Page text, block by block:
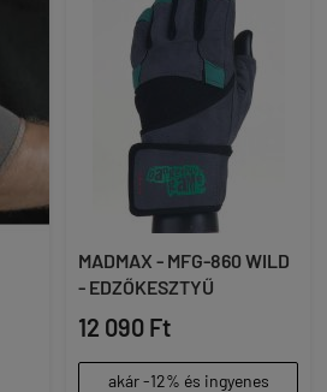
MADMAX - MFG-860 WILD
- EDZŐKESZTYŰ
12 090 Ft
akár -12% és ingyenes